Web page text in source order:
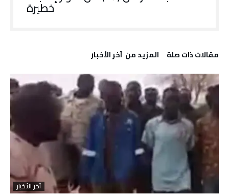
خطيرة
‫مقالات ذات صلة‬ ‫المزيد من ‬ آخر الأخبار
آخر الأخبار